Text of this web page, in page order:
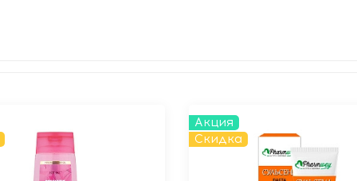
Акция
Скидка